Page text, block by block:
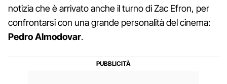
notizia che è arrivato anche il turno di Zac Efron, per
confrontarsi con una grande personalità del cinema:
Pedro Almodovar.